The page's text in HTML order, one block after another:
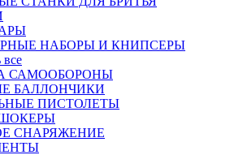
НАБОРЫ И КНИПСЕРЫ
все
САМООБОРОНЫ
БАЛЛОНЧИКИ
ПИСТОЛЕТЫ
СНАРЯЖЕНИЕ